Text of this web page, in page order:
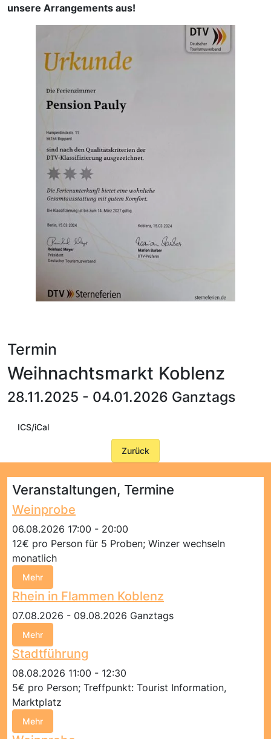
unsere Arrangements aus!
Termin
Weihnachtsmarkt Koblenz
28.11.2025 - 04.01.2026 Ganztags
ICS/iCal
Zurück
Veranstaltungen, Termine
Weinprobe
06.08.2026 17:00 - 20:00
12€ pro Person für 5 Proben; Winzer wechseln
monatlich
Mehr
Rhein in Flammen Koblenz
07.08.2026 - 09.08.2026 Ganztags
Mehr
Stadtführung
08.08.2026 11:00 - 12:30
5€ pro Person; Treffpunkt: Tourist Information,
Marktplatz
Mehr